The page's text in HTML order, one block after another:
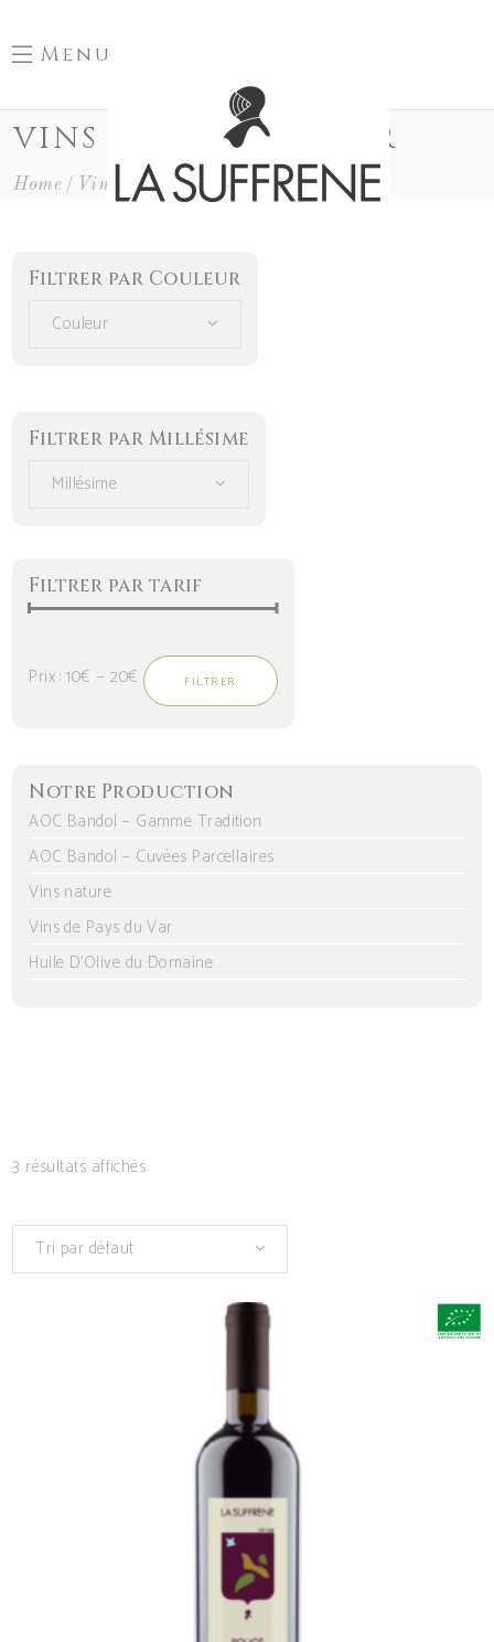
Menu
VINS DE PAYS DU VAR
Home Vins De Pays Du Var
Filtrer par Couleur
Couleur
Filtrer par Millésime
Millésime
Filtrer par tarif
Prix
Prix
FILTRER
Prix :10€ —20€
Notre Production
AOC Bandol – Gamme Tradition
AOC Bandol – Cuvées Parcellaires
Vins nature
Vins de Pays du Var
Huile D’Olive du Domaine
3 résultats affichés
Tri par défaut
AJOUTER AU PANIER